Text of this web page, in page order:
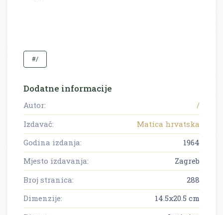
#/
Dodatne informacije
Autor:
/
Izdavač:
Matica hrvatska
Godina izdanja:
1964
Mjesto izdavanja:
Zagreb
Broj stranica:
288
Dimenzije:
14.5x20.5 cm